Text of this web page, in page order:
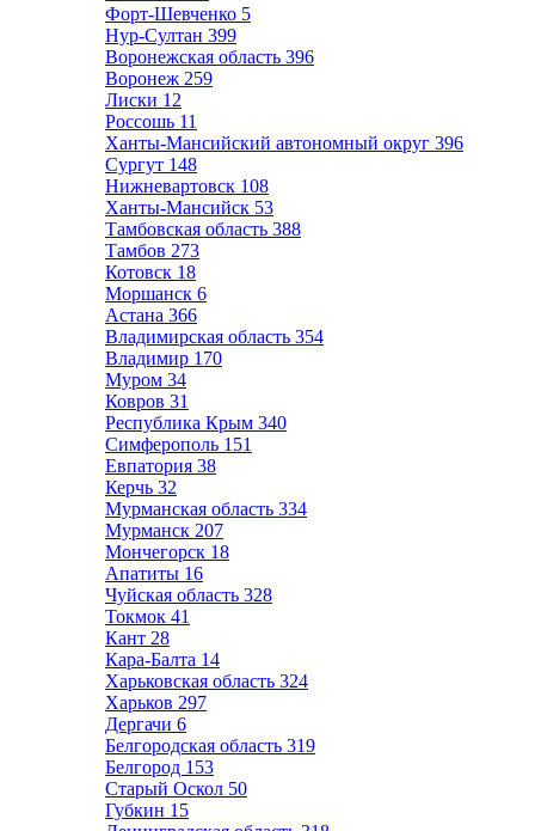
Форт-Шевченко 5
Нур-Султан 399
Воронежская область 396
Воронеж 259
Лиски 12
Россошь 11
Ханты-Мансийский автономный округ 396
Сургут 148
Нижневартовск 108
Ханты-Мансийск 53
Тамбовская область 388
Тамбов 273
Котовск 18
Моршанск 6
Астана 366
Владимирская область 354
Владимир 170
Муром 34
Ковров 31
Республика Крым 340
Симферополь 151
Евпатория 38
Керчь 32
Мурманская область 334
Мурманск 207
Мончегорск 18
Апатиты 16
Чуйская область 328
Токмок 41
Кант 28
Кара-Балта 14
Харьковская область 324
Харьков 297
Дергачи 6
Белгородская область 319
Белгород 153
Старый Оскол 50
Губкин 15